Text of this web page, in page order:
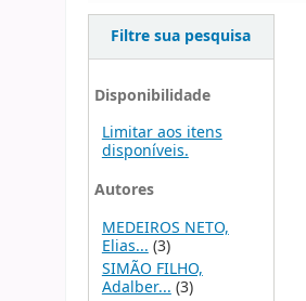
Filtre sua pesquisa
Disponibilidade
Limitar aos itens
disponíveis.
Autores
MEDEIROS NETO,
Elias... (3)
SIMÃO FILHO,
Adalber...(3)